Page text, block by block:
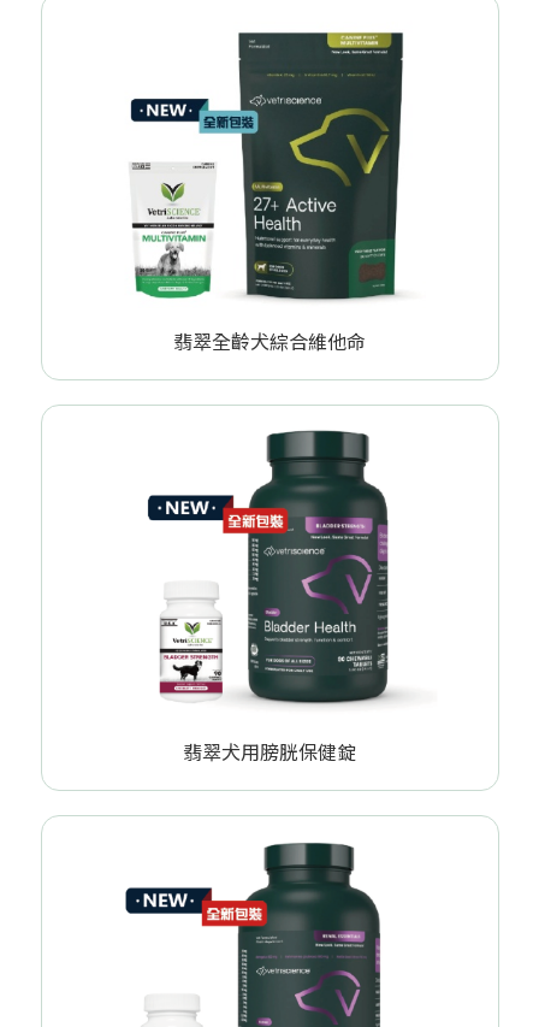
翡翠全齡犬綜合維他命
翡翠犬用膀胱保健錠